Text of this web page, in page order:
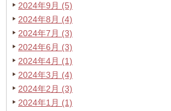
2024年9月 (5)
2024年8月 (4)
2024年7月 (3)
2024年6月 (3)
2024年4月 (1)
2024年3月 (4)
2024年2月 (3)
2024年1月 (1)